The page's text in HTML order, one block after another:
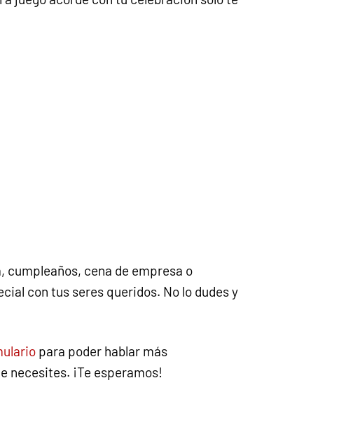
cumpleaños, cena de empresa o
con tus seres queridos. No lo dudes y
para poder hablar más
necesites. ¡Te esperamos!